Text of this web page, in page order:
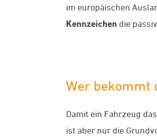
im europäischen
Kennzeichen die
Wer bekommt
Damit ein Fahrzeug das
ist aber nur die